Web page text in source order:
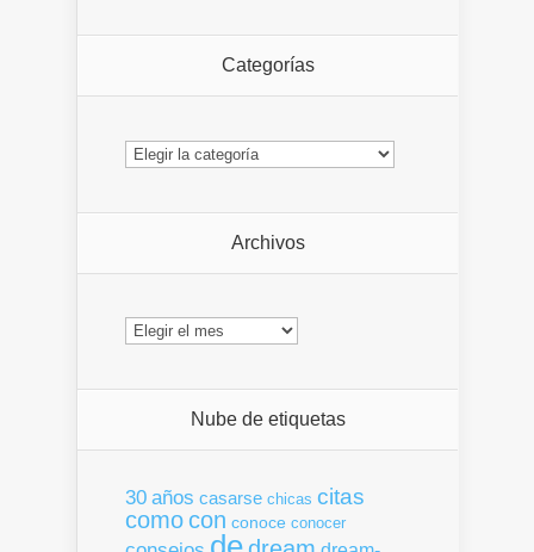
Categorías
Categorías
Archivos
Archivos
Nube de etiquetas
30 años casarse chicas citas
comocon conoce conocer